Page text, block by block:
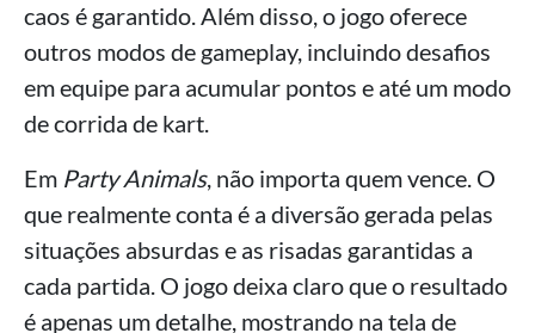
caos é garantido. Além disso, o jogo oferece
outros modos de gameplay, incluindo desafios
em equipe para acumular pontos e até um modo
de corrida de kart.
Em Party Animals, não importa quem vence. O
que realmente conta é a diversão gerada pelas
situações absurdas e as risadas garantidas a
cada partida. O jogo deixa claro que o resultado
é apenas um detalhe, mostrando na tela de